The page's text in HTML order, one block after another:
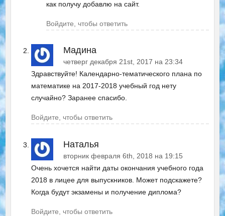
как получу добавлю на сайт.
Войдите, чтобы ответить
Мадина
четверг декабря 21st, 2017 на 23:34
Здравствуйте! Календарно-тематического плана по
математике на 2017-2018 учебный год нету
случайно? Заранее спасибо.
Войдите, чтобы ответить
Наталья
вторник февраля 6th, 2018 на 19:15
Очень хочется найти даты окончания учебного года
2018 в лицее для выпускников. Может подскажете?
Когда будут экзамены и получение диплома?
Войдите, чтобы ответить